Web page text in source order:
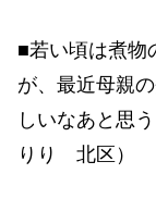
■若い頃は煮物
が、最近母親
しいなあと思
りり 北区）